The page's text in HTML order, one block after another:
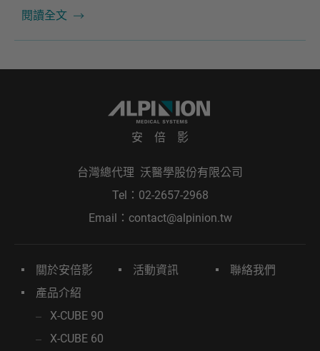
現場人潮絡繹不絕，充分顯現出安倍影超音波的魅力😍
閱讀全文
安 倍 影
台灣總代理 沃醫學股份有限公司
Tel： 02-2657-2968
Email： contact@alpinion.tw
關於安倍影
產品介紹
X-CUBE 90
X-CUBE 60
活動資訊 聯絡我們